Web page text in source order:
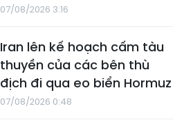
07/08/2026 3:16
Iran lên kế hoạch cấm tàu
thuyền của các bên thù
địch đi qua eo biển Hormuz
07/08/2026 0:48